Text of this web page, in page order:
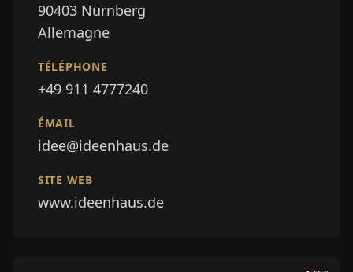
90403 Nürnberg
Allemagne
TÉLÉPHONE
+49 911 4777240
ÉMAIL
idee@ideenhaus.de
SITE WEB
www.ideenhaus.de